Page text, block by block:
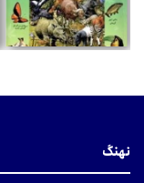
نهنگ